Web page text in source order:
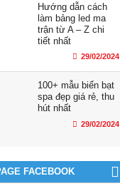
Hướng dẫn cách
làm bảng led ma
trận từ A – Z chi
tiết nhất
29/02/2024
100+ mẫu biển bạt
spa đẹp giá rẻ, thu
hút nhất
29/02/2024
FACEBOOK